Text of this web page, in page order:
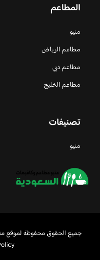
المطاعم
منيو
مطاعم الرياض
مطاعم دبي
مطاعم الخليج
تصنيفات
منيو
جميع الحقوق محفوظة لموقع منيو